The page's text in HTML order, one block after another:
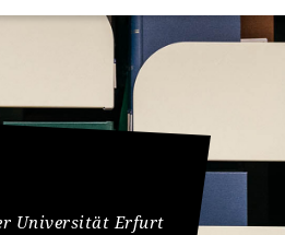
Universität Erfurt